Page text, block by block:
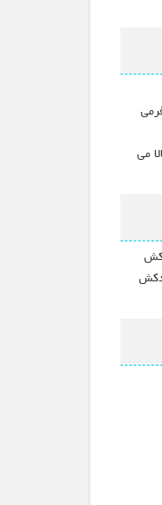
سایز لوله ها معمولا 8 سانتیمتر به بالا می